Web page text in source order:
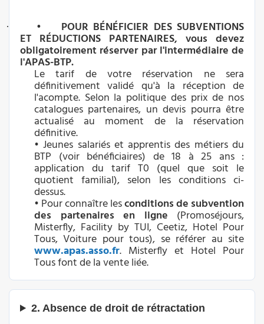
· • POUR BÉNÉFICIER DES SUBVENTIONS
ET RÉDUCTIONS PARTENAIRES, vous devez
obligatoirement réserver par l'intermédiaire de
l'APAS-BTP.
Le tarif de votre réservation ne sera
définitivement validé qu'à la réception de
l'acompte. Selon la politique des prix de nos
catalogues partenaires, un devis pourra être
actualisé au moment de la réservation
définitive.
• Jeunes salariés et apprentis des métiers du
BTP (voir bénéficiaires) de 18 à 25 ans :
application du tarif T0 (quel que soit le
quotient familial), selon les conditions ci-
dessus.
• Pour connaître lesconditions de subvention
des partenaires en ligne (Promoséjours,
Misterfly, Facility by TUI, Ceetiz, Hotel Pour
Tous, Voiture pour tous), se référer au site
www.apas.asso.fr. Misterfly et Hotel Pour
Tous font de la vente liée.
2. Absence de droit de rétractation